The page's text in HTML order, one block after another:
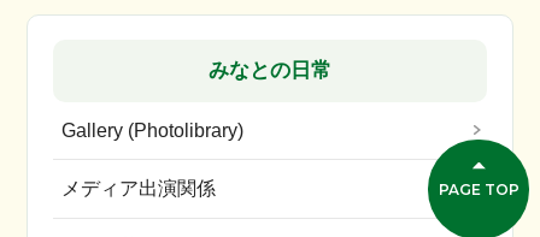
みなとの日常
Gallery (Photolibrary)
メディア出演関係 PAGE TOP